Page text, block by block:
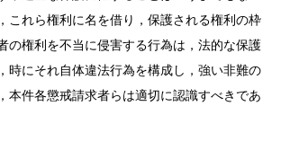
これら権利に名を借り，保護される権利の枠
の権利を不当に侵害する行為は，法的な保護
時にそれ自体違法行為を構成し，強い非難の
本件各懲戒請求者らは適切に認識すべきであ